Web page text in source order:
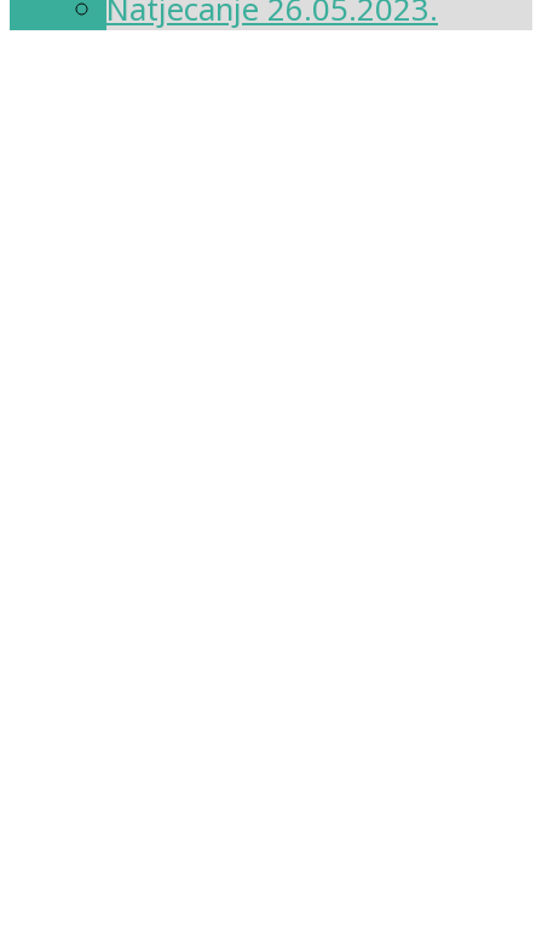
Natjecanje 26.05.2023.